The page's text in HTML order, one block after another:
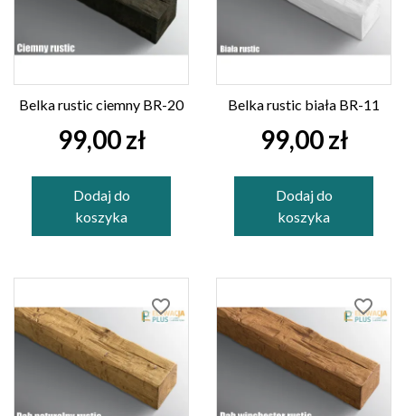
Belka rustic ciemny BR-20
99,00 zł
Dodaj do
koszyka
Belka rustic biała BR-11
99,00 zł
Dodaj do
koszyka
favorite_border favorite_border